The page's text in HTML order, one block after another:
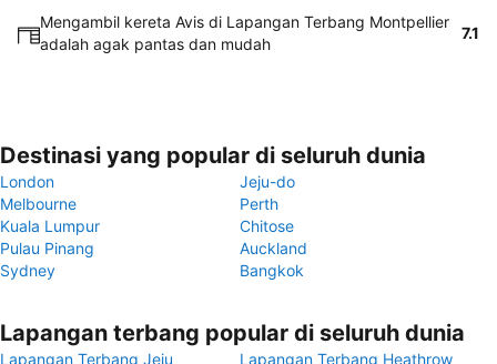
Mengambil kereta Avis di Lapangan Terbang Montpellier
adalah agak pantas dan mudah
7.1
Destinasi yang popular di seluruh dunia
London
Jeju-do
Melbourne
Perth
Kuala Lumpur
Chitose
Pulau Pinang
Auckland
Sydney
Bangkok
Lapangan terbang popular di seluruh dunia
Lapangan Terbang Jeju Lapangan Terbang Heathrow